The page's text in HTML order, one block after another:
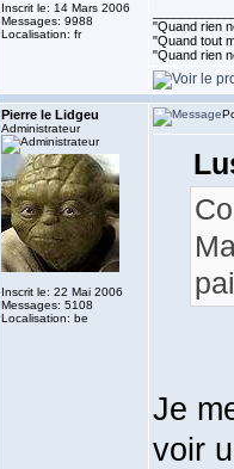
Inscrit le: 14 Mars 2006
Messages: 9988
Localisation: fr
"Quand rien
"Quand tout
"Quand rien
Pierre le Lidgeu
Administrateur
Inscrit le: 22 Mai 2006
Messages: 5108
Localisation: be
Je
voir